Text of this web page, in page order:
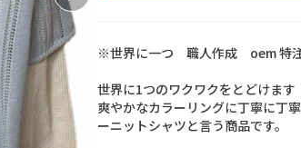
※世界に一つ 職人作成 oem特
世界に1つのワクワクをと どけます
爽やかなカラー リ ングに丁寧に丁寧
ーニッ トシャツと言う商品です。